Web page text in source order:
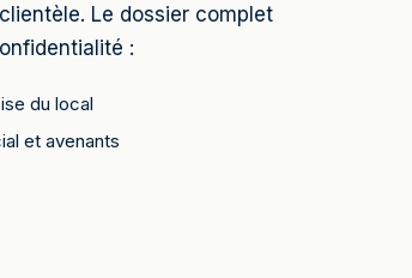
Le dossier complet
:
du local
et avenants